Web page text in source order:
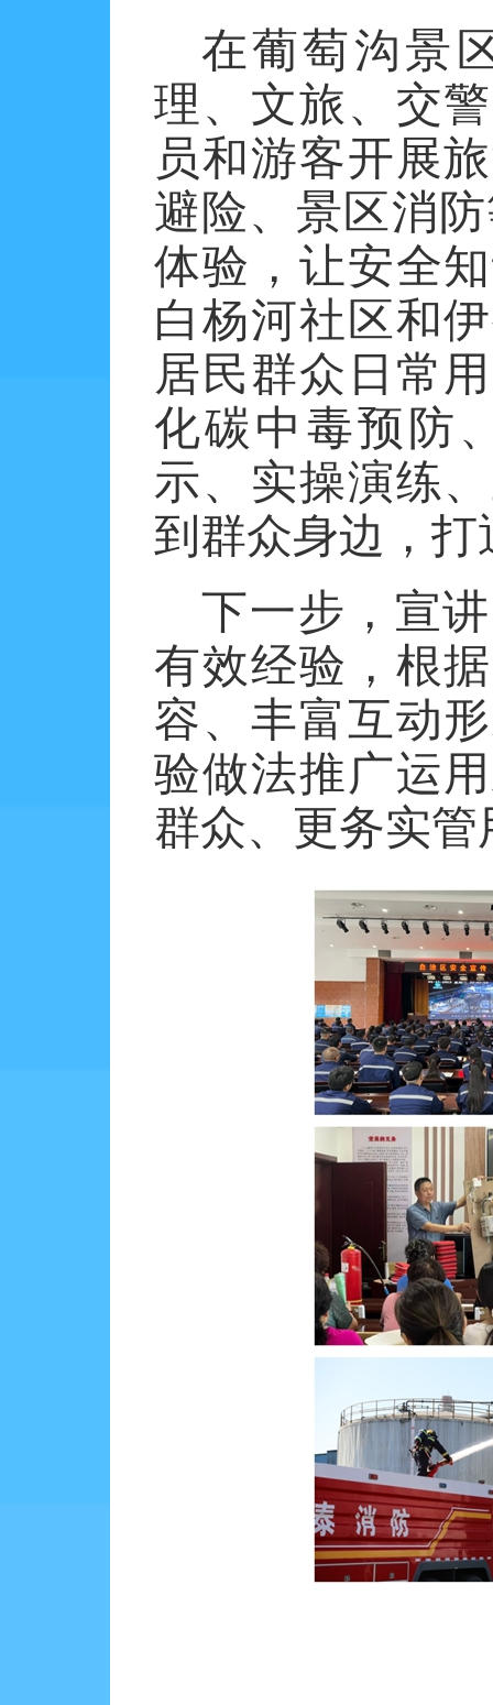
在葡萄沟景
理、文旅、交
员和游客开展
避险、景区消
体验，让安全
白杨河社区和
居民群众日常
化碳中毒预防
示、实操演练
到群众身边，打
下一步， 宣
有效经验，根
容、丰富互动
验做法推广运
群众、更务实管